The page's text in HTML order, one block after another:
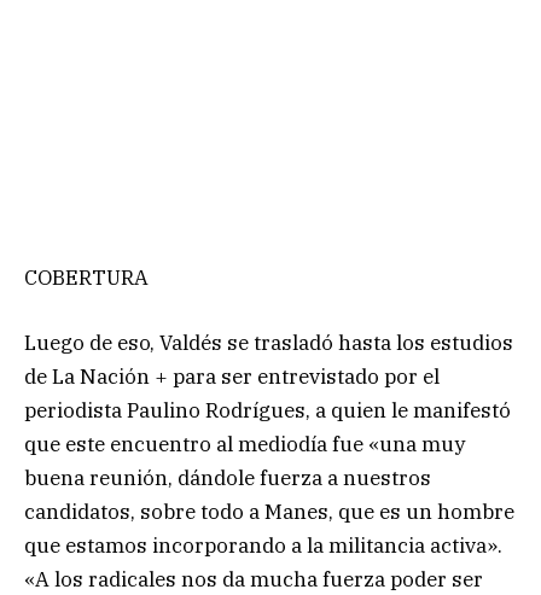
COBERTURA
Luego de eso, Valdés se trasladó hasta los estudios
de La Nación + para ser entrevistado por el
periodista Paulino Rodrígues, a quien le manifestó
que este encuentro al mediodía fue «una muy
buena reunión, dándole fuerza a nuestros
candidatos, sobre todo a Manes, que es un hombre
que estamos incorporando a la militancia activa».
«A los radicales nos da mucha fuerza poder ser